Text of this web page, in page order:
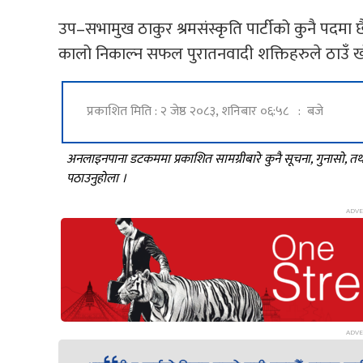
उप–सभामुख ठाकुर श्रमसंस्कृति पार्टीको कुनै पदमा
कालो निकाल्न सफल पुरातनवादी शक्तिहरुले ठाउँ
प्रकाशित मिति : २ जेष्ठ २०८३, शनिबार ०६:५८ : बजे
अनलाइनपाना डटकममा प्रकाशित सामग्रीबारे कुनै सूचना, गुनासो,
पठाउनुहोला ।